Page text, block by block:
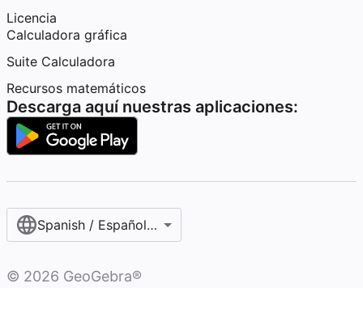
Licencia
Calculadora gráfica
Suite Calculadora
Recursos matemáticos
Descarga aquí nuestras aplicaciones:
Spanish / Español (internacional)
© 2026 GeoGebra®